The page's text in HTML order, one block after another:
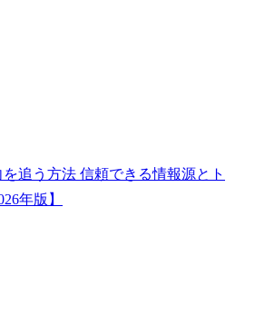
追う方法 信頼できる情報源とト
年版】